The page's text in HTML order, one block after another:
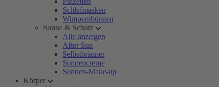
Schlafmasken
Wimpernbürsten
Sonne & Schutz
Alle anzeigen
After Sun
Selbstbräuner
Sonnencreme
Sonnen-Make-up
Körper